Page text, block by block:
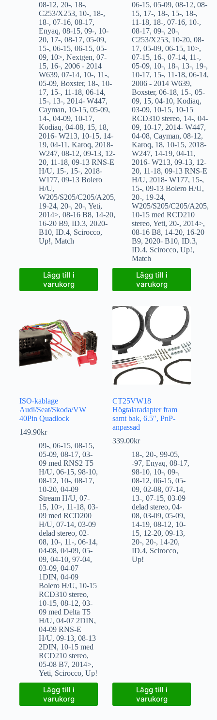
08-12, 20-, 18-,
C253/X253, 10-, 18-,
18-, 07-16, 08-17,
Enyaq, 08-15, 09-, 10-
20, 17-, 08-17, 05-09,
15-, 06-15, 06-15, 05-
09, 10>, Nextgen, 07-
15, 16-, 2006 - 2014
W639, 07-14, 10-, 11-,
05-09, Boxster, 18-, 10-
17, 15-, 11-18, 06-14,
15-, 13-, 2014- W447,
Cayman, 10-15, 05-09,
14-, 04-09, 10-17,
Kodiaq, 04-08, 15, 18,
2016- W213, 10-15, 14-
19, 04-11 , Karoq, 2018-
W247, 08-12, 09-13, 12-
20, 11-18, 09-13 RNS-E
H/U, 15-, 15-, 2018-
W177, 09-13 Bolero
H/U,
W205/S205/C205/A205,
19-24, 20-, 20-, Yeti,
2014>, 08-16 B8, 14-20,
16-20 B9, ID.3, 2020-
B10, ID.4, Scirocco,
Up!, Match
Lägg till i
varukorg
06-15,05-09,08-12,08-
15, 17-, 18-, 15-, 18-,
11-18, 18-,07-16, 10-,
08-17,09-, 20-,
C253/X253, 10-20,08-
17,05-09,06-15, 10>,
07-15, 16-,07-14, 11-,
05-09, 10-, 18-, 13-, 19-,
10-17, 15-, 11-18,06-14,
2006 - 2014 W639,
Boxster,06-18, 15-,05-
09, 15,04-10,Kodiaq,
03-09, 10-15, 10-15
RCD310 stereo, 14-,04-
09, 10-17, 2014- W447,
04-08,Cayman,08-12,
Karoq, 18, 10-15, 2018-
W247, 14-19,04-11 ,
2016- W213,09-13, 12-
20, 11-18,09-13 RNS-E
H/U, 2018- W177, 15-,
15-,09-13 Bolero H/U,
20-, 19-24,
W205/S205/C205/A205,
10-15 med RCD210
stereo,Yeti, 20-, 2014>,
08-16 B8, 14-20, 16-20
B9, 2020- B10,ID.3,
ID.4, Scirocco,Up!,
Match
Lägg till i
varukorg
ISO-kablage
Audi/Seat/Skoda/VW
40Pin Quadlock
149.90kr
09-, 06-15, 08-15,
05-09, 08-17, 03-
09 med RNS2 T5
H/U, 06-15, 98-10,
08-12, 10-, 08-17,
10-20, 04-09
Stream H/U, 07-
15, 10>, 11-18, 03-
09 med RCD200
H/U, 07-14, 03-09
delad stereo, 02-
08, 10-, 11-, 06-14,
04-08, 04-09, 05-
09, 04-10, 97-04,
03-09, 04-07
1DIN, 04-09
Bolero H/U, 10-15
RCD310 stereo,
10-15, 08-12, 03-
09 med Delta T5
H/U, 04-07 2DIN,
04-09 RNS-E
H/U, 09-13, 08-13
2DIN, 10-15 med
RCD210 stereo,
05-08 B7, 2014>,
Yeti, Scirocco, Up!
Lägg till i
varukorg
CT25VW18
Högtalaradapter fram
samt bak, 6.5″, PnP-
anpassad
339.00kr
18-, 20-,99-05,
-97,Enyaq,08-17,
98-10, 10-,09-,
08-12,06-15,05-
09,02-08,07-14,
13-,07-15,03-09
delad stereo,04-
08,03-09,05-09,
14-19,08-12, 10-
15, 12-20,09-13,
20-, 20-, 14-20,
ID.4, Scirocco,
Up!
Lägg till i
varukorg